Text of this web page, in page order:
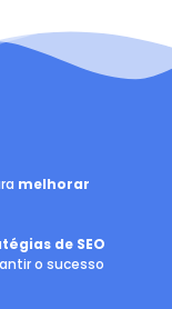
melhorar
de SEO
o sucesso